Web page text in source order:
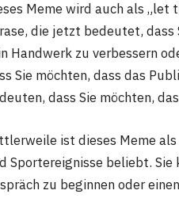
Meme wird auch als „let
die jetzt bedeutet, dass
Handwerk zu verbessern
Sie möchten, dass das
dass Sie möchten,
ist dieses Meme
Sportereignisse beliebt. Sie
zu beginnen oder